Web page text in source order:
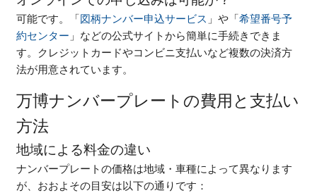
可能です。「 図柄ナンバー申込サービス 」や「希望番号予
約センター 」などの公式サイトから簡単に手続きできま
す。クレジットカードやコンビニ支払いなど複数の決済方
法が用意されています。
万博ナンバープレートの費用と支払い
方法
地域による料金の違い
ナンバープレートの価格は地域・車種によって異なります
が、おおよその目安は以下の通りです：